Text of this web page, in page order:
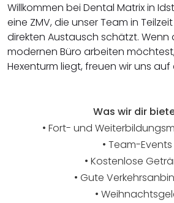
Willkommen bei Dental Matrix in
eine ZMV, die unser Team in
direkten Austausch schätzt. Wenn
modernen Büro arbeiten
Hexenturm liegt, freuen wir uns
Was wir dir
• Fort- und
• Team-Events
• Kostenlose
• Gute
•